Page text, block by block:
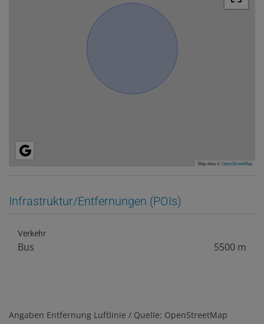
Map data ©OpenStreetMap
Infrastruktur/Entfernungen (POIs)
Verkehr
Bus 5500 m
Angaben Entfernung Luftlinie / Quelle: OpenStreetMap